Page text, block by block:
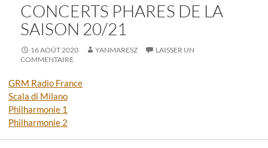
CONCERTS PHARES DE LA
SAISON 20/21
16 AOÛT 2020 YANMARESZ
LAISSER UN
COMMENTAIRE
GRM Radio France
Scala di Milano
Philharmonie 1
Philharmonie 2